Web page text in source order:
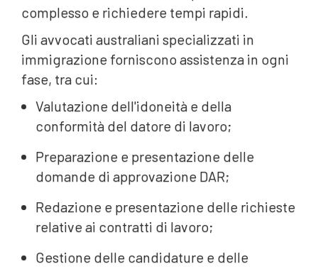
complesso e richiedere tempi rapidi.
Gli avvocati australiani specializzati in
immigrazione forniscono assistenza in ogni
fase, tra cui:
Valutazione dell'idoneità e della
conformità del datore di lavoro;
Preparazione e presentazione delle
domande di approvazione DAR;
Redazione e presentazione delle richieste
relative ai contratti di lavoro;
Gestione delle candidature e delle